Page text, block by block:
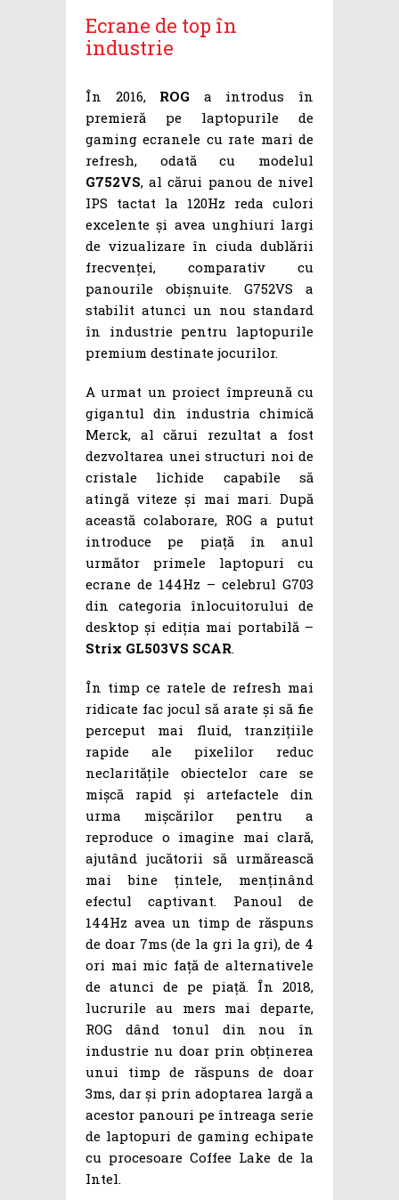
Ecrane de top în
industrie
În 2016, ROG a introdus în
premieră pe laptopurile de
gaming ecranele cu rate mari de
refresh, odată cu modelul
G752VS, al cărui panou de nivel
IPS tactat la 120Hz reda culori
excelente și avea unghiuri largi
de vizualizare în ciuda dublării
frecvenței, comparativ cu
panourile obișnuite. G752VS a
stabilit atunci un nou standard
în industrie pentru laptopurile
premium destinate jocurilor.
A urmat un proiect împreună cu
gigantul din industria chimică
Merck, al cărui rezultat a fost
dezvoltarea unei structuri noi de
cristale lichide capabile să
atingă viteze și mai mari. După
această colaborare, ROG a putut
introduce pe piață în anul
următor primele laptopuri cu
ecrane de 144Hz – celebrul G703
din categoria înlocuitorului de
desktop și ediția mai portabilă –
Strix GL503VS SCAR.
În timp ce ratele de refresh mai
ridicate fac jocul să arate și să fie
perceput mai fluid, tranzițiile
rapide ale pixelilor reduc
neclaritățile obiectelor care se
mișcă rapid și artefactele din
urma mișcărilor pentru a
reproduce o imagine mai clară,
ajutând jucătorii să urmărească
mai bine țintele, menținând
efectul captivant. Panoul de
144Hz avea un timp de răspuns
de doar 7ms (de la gri la gri), de 4
ori mai mic față de alternativele
de atunci de pe piață. În 2018,
lucrurile au mers mai departe,
ROG dând tonul din nou în
industrie nu doar prin obținerea
unui timp de răspuns de doar
3ms, dar și prin adoptarea largă a
acestor panouri pe întreaga serie
de laptopuri de gaming echipate
cu procesoare Coffee Lake de la
Intel.